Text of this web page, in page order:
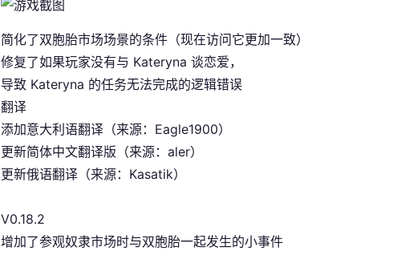
简化了双胞胎市场场景的条件（现在访问它更加一致）
修复了如果玩家没有与 Kateryna 谈恋爱，
导致 Kateryna 的任务无法完成的逻辑错误
翻译
添加意大利语翻译（来源：Eagle1900）
更新简体中文翻译版（来源：aler）
更新俄语翻译（来源：Kasatik）
V0.18.2
增加了参观奴隶市场时与双胞胎一起发生的小事件